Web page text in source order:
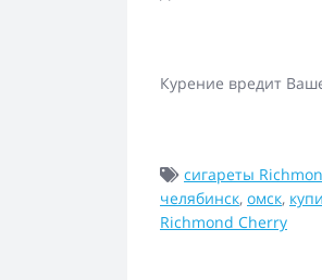
Курение вредит
сигареты
челябинск, омск,
Richmond Cherry